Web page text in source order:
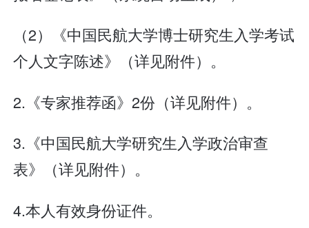
（2）《中国民航大学博士研究生入学考试
个人文字陈述》（详见附件）。
2.《专家推荐函》2份（详见附件）。
3.《中国民航大学研究生入学政治审查
表》（详见附件）。
4.本人有效身份证件。